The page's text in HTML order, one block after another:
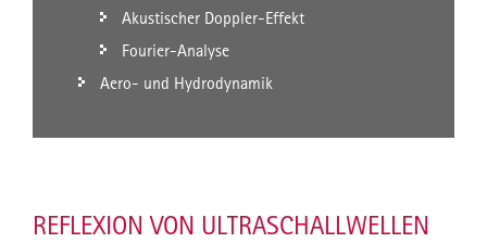
Akustischer Doppler-Effekt
Fourier-Analyse
Aero- und Hydrodynamik
REFLEXION VON ULTRASCHALLWELLEN